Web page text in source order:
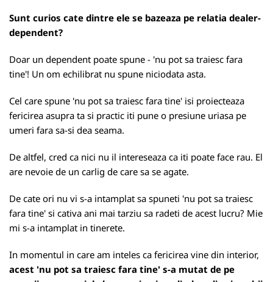
Sunt curios cate dintre ele se bazeaza pe relatia dealer-
dependent?
Doar un dependent poate spune - 'nu pot sa traiesc fara
tine'! Un om echilibrat nu spune niciodata asta.
Cel care spune 'nu pot sa traiesc fara tine' isi proiecteaza
fericirea asupra ta si practic iti pune o presiune uriasa pe
umeri fara sa-si dea seama.
De altfel, cred ca nici nu il intereseaza ca iti poate face rau. El
are nevoie de un carlig de care sa se agate.
De cate ori nu vi s-a intamplat sa spuneti 'nu pot sa traiesc
fara tine' si cativa ani mai tarziu sa radeti de acest lucru? Mie
mi s-a intamplat in tinerete.
In momentul in care am inteles ca fericirea vine din interior,
acest 'nu pot sa traiesc fara tine' s-a mutat de pe